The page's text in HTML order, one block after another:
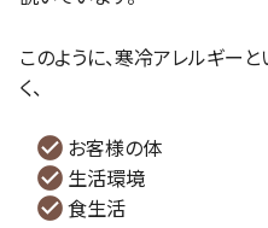
このように、寒冷アレルギー
く、
お客様の体
生活環境
食生活